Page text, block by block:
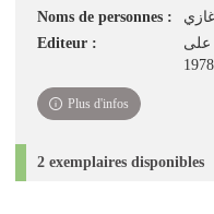
Noms de personnes :
غازي
Editeur :
على
Plus d'infos
2 exemplaires disponibles